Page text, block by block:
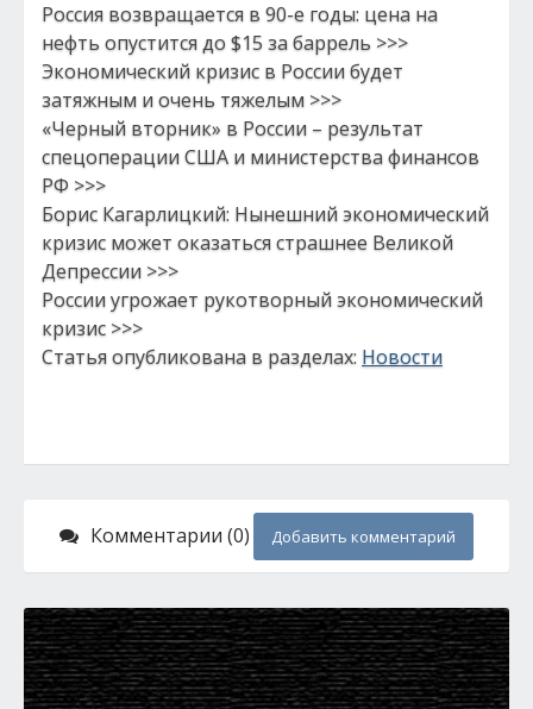
Россия возвращается в 90-е годы: цена на
нефть опустится до $15 за баррель >>>
Экономический кризис в России будет
затяжным и очень тяжелым >>>
«Черный вторник» в России – результат
спецоперации США и министерства финансов
РФ >>>
Борис Кагарлицкий: Нынешний экономический
кризис может оказаться страшнее Великой
Депрессии >>>
России угрожает рукотворный экономический
кризис >>>
Статья опубликована в разделах: Новости
Комментарии (0) Добавить комментарий